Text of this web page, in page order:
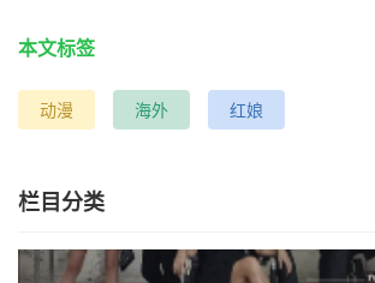
本文标签
动漫 海外 红娘
栏目分类